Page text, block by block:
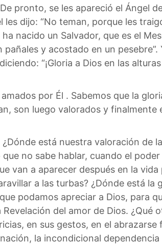
pronto, se les apareció el Ángel
dijo: “No teman, porque les
nacido un Salvador, que es el
y acostado en un pesebre”.
“¡Gloria a Dios en las
por Él . Sabemos que la
son luego valorados y finalmente
está nuestra valoración de
no sabe hablar, cuando el poder
van a aparecer después en la vida
a las turbas? ¿Dónde está la
podamos apreciar a Dios, para
del amor de Dios. ¿Qué
en sus gestos, en el abrazarse
la incondicional dependencia